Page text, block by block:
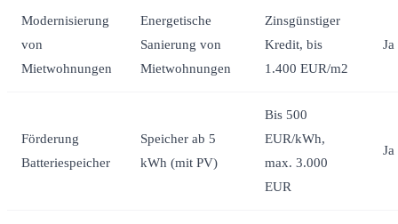
Modernisierung
von
Mietwohnungen
Energetische
Sanierung von
Mietwohnungen
Zinsgünstiger
Kredit, bis
1.400 EUR/m2
Ja
Förderung
Batteriespeicher
Speicher ab 5
kWh (mit PV)
Bis 500
EUR/kWh,
max. 3.000
EUR
Ja